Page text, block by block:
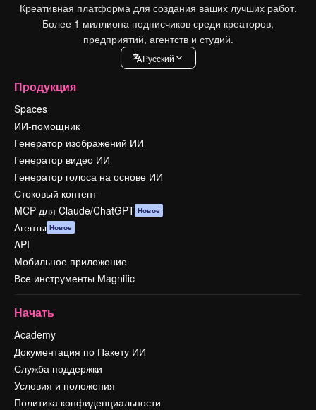
Креативная платформа для создания ваших лучших работ.
Более 1 миллиона подписчиков среди креаторов,
предприятий, агентств и студий.
Pусский
Продукция
Spaces
ИИ-помощник
Генератор изображений ИИ
Генератор видео ИИ
Генератор голоса на основе ИИ
Стоковый контент
MCP для Claude/ChatGPT Новое
Агенты Новое
API
Мобильное приложение
Все инструменты Magnific
Начать
Academy
Документация по Пакету ИИ
Служба поддержки
Условия и положения
Политика конфиденциальности